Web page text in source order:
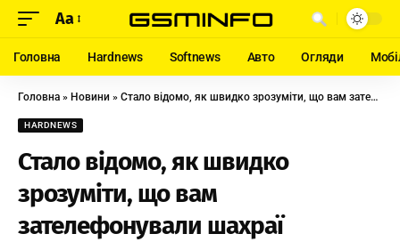
Aa
Головна Hardnews Softnews Авто Огляди
Головна » Новини » Стало відомо, як швидко зрозуміти, що вам зателефонували шахраї
HARDNEWS
Стало відомо, як швидко
зрозуміти, що вам
зателефонували шахраї